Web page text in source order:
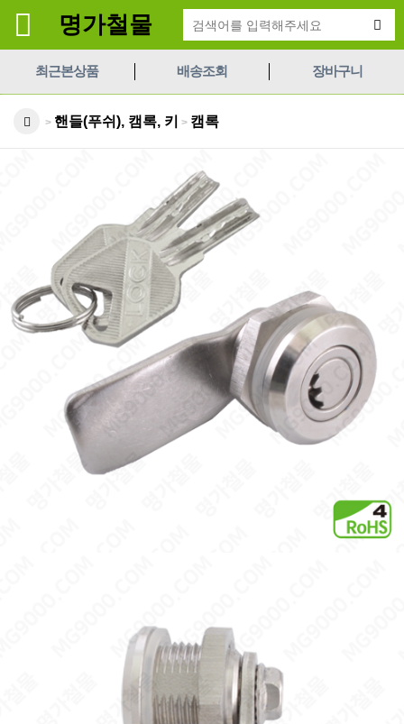
명가철물
최근본상품 배송조회 장바구니
> 핸들(푸쉬), 캠록, 키 > 캠록